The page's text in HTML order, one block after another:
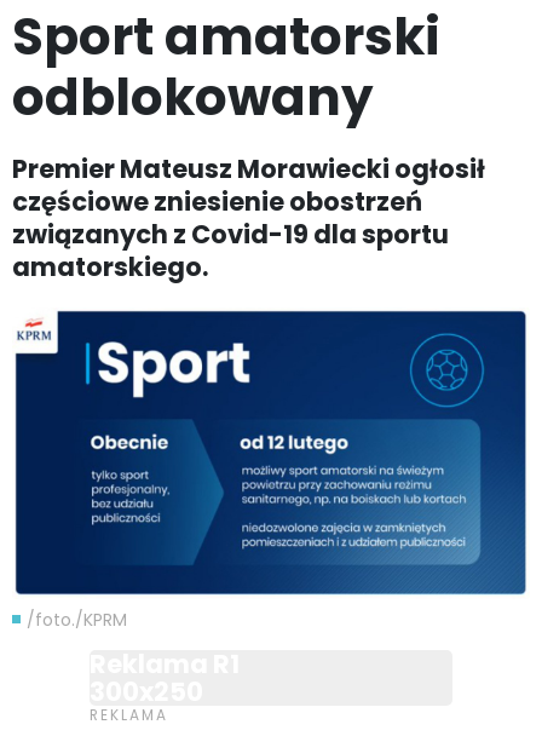
Sport amatorski
odblokowany
Premier Mateusz Morawiecki ogłosił
częściowe zniesienie obostrzeń
związanych z Covid-19 dla sportu
amatorskiego.
/foto./KPRM